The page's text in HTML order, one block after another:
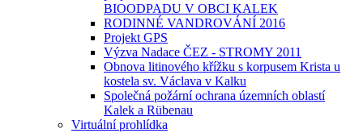
BIOODPADU V OBCI KALEK
RODINNÉ VANDROVÁNÍ 2016
Projekt GPS
Výzva Nadace ČEZ - STROMY 2011
Obnova litinového křížku s korpusem Krista u
kostela sv. Václava v Kalku
Společná požární ochrana územních oblastí
Kalek a Rübenau
Virtuální prohlídka